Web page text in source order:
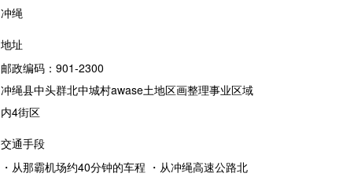
冲绳
地址
邮政编码：901-2300
冲绳县中头群北中城村awase土地区画整理事业区域
内4街区
交通手段
・从那霸机场约40分钟的车程 ・从冲绳高速公路北